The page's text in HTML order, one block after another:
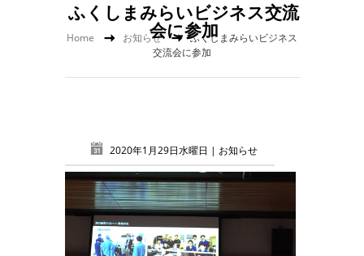
Home お知らせ
ふくしまみらいビジネス
交流会に参加
ふくしまみらいビジネス交流
会に参加
2020年1月29日水曜日 | お知らせ